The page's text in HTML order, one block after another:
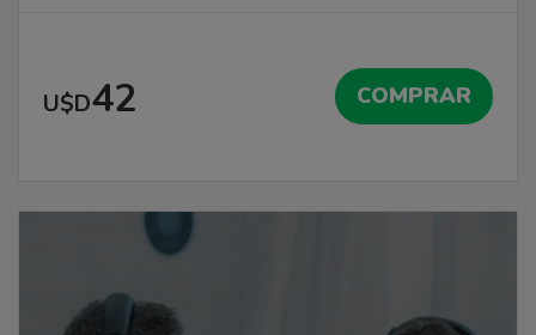
U$D42 COMPRAR